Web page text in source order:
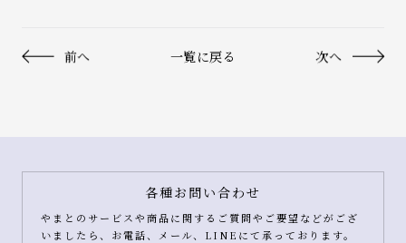
前へ 一覧に戻る 次へ
各種お問い合わせ
やまとのサービスや商品に関するご質問やご要望などがござ
いましたら、お電話、メール、LINEにて承っております。